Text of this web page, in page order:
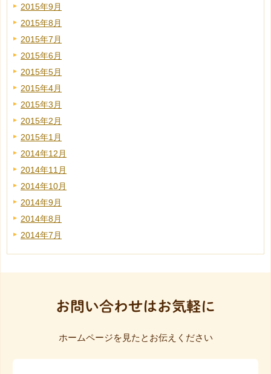
2015年9月
2015年8月
2015年7月
2015年6月
2015年5月
2015年4月
2015年3月
2015年2月
2015年1月
2014年12月
2014年11月
2014年10月
2014年9月
2014年8月
2014年7月
お問い合わせはお気軽に
ホームページを見たとお伝えください